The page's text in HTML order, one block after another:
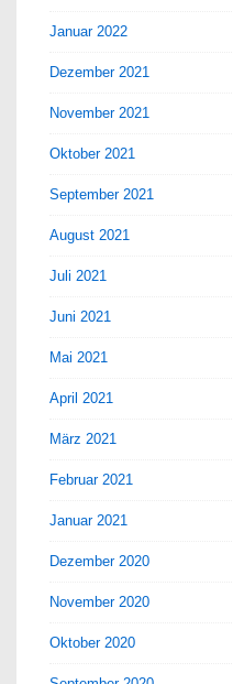
Januar 2022
Dezember 2021
November 2021
Oktober 2021
September 2021
August 2021
Juli 2021
Juni 2021
Mai 2021
April 2021
März 2021
Februar 2021
Januar 2021
Dezember 2020
November 2020
Oktober 2020